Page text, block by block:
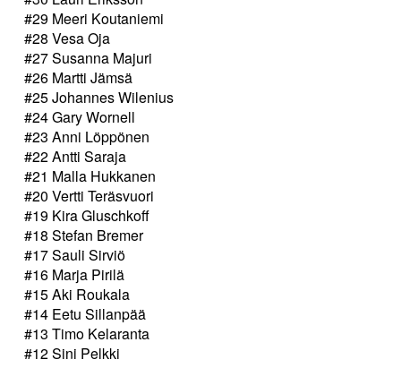
#29 Meeri Koutaniemi
#28 Vesa Oja
#27 Susanna Majuri
#26 Martti Jämsä
#25 Johannes Wilenius
#24 Gary Wornell
#23 Anni Löppönen
#22 Antti Saraja
#21 Malla Hukkanen
#20 Vertti Teräsvuori
#19 Kira Gluschkoff
#18 Stefan Bremer
#17 Sauli Sirviö
#16 Marja Pirilä
#15 Aki Roukala
#14 Eetu Sillanpää
#13 Timo Kelaranta
#12 Sini Pelkki